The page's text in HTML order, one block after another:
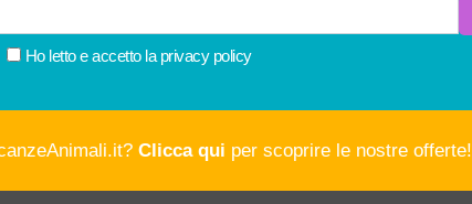
Ho letto e accetto la privacy policy
Clicca qui per scoprire le nostre offerte!